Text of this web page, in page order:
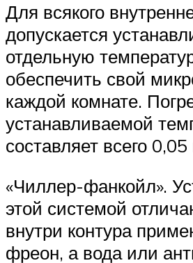
Для всякого
допускается
отдельную
обеспечить свой
каждой комнате.
устанавливаемой
составляет всего 0,05
«Чиллер-фанкойл».
этой системой
внутри контура
фреон, а вода или